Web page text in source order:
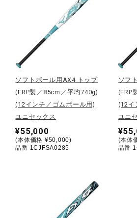
テニス／ソフトテニス
陸上競技
卓球
ソフトボール用AX4 トップ
(FRP製／85cm／平均740g)
(12インチ／ゴムボール用)
ユニセックス
¥55,000
(本体価格 ¥50,000)
品番 1CJFSA0285
ソフ
(FRP
(12イ
ユニ
(本体
品番